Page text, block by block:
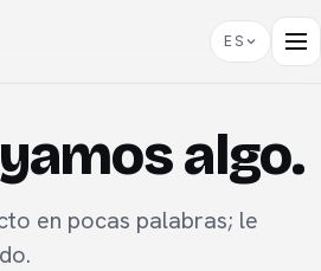
ES
algo.
en pocas palabras; le